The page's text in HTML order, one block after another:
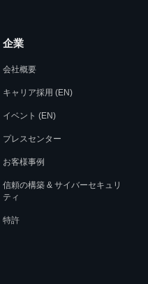
企業
会社概要
キャリア採用 (EN)
イベント (EN)
プレスセンター
お客様事例
信頼の構築 & サイバーセキュリ
ティ
特許